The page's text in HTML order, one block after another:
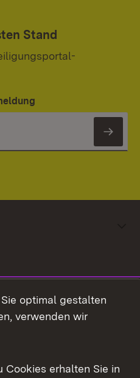
Stand
optimal gestalten
verwenden wir
Cookies erhalten Sie in